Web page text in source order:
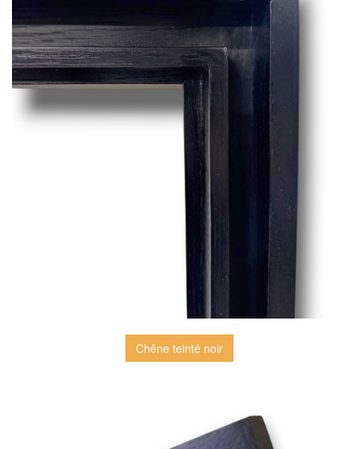
Chêne teinté noir